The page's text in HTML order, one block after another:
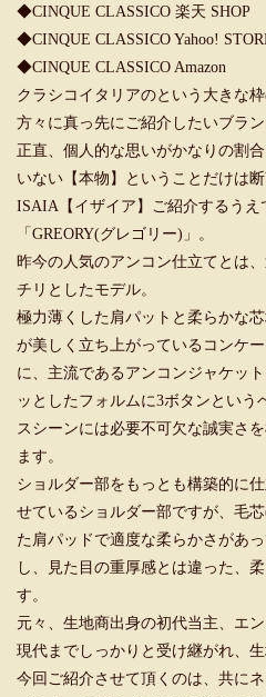
◆CINQUE CLASSICO 楽天 SHOP
◆CINQUE CLASSICO Yahoo!
◆CINQUE CLASSICO Amazon
クラシコイタリアのという大きな
方々に真っ先にご紹介したいブラ
正直、個人的な思いがかなりの割
いない【本物】ということだけは断
ISAIA【イザイア】ご紹介するうえ
「GREORY(グレゴリー)」。
昨今の人気のアンコン仕立てとは
チリとしたモデル。
極力薄くした肩パットと柔らかな
が美しく立ち上がっているコンケ
に、主流であるアンコンジャケッ
ッとしたフォルムに3ボタンという
スシーンには必要不可欠な誠実さ
ます。
ショルダー部をもっとも構築的に
せているショルダー部ですが、毛
た肩パッドで適度な柔らかさがあ
し、見た目の重厚感とは違った、
す。
元々、生地商出身の初代当主、エ
現代までしっかりと受け継がれ、生
今回ご紹介させて頂くのは、共に